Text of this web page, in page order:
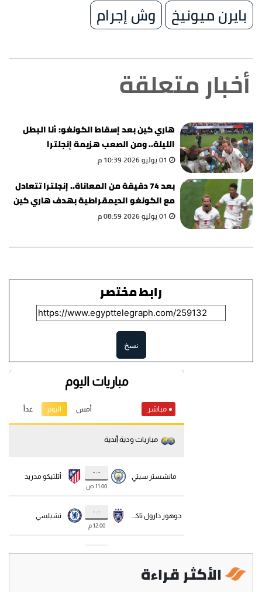
بايرن ميونيخ
وش إجرام
أخبار متعلقة
هاري كين بعد إسقاط الكونغو: أنا البطل
الليلة.. ومن الصعب هزيمة إنجلترا
01 يوليو 2026 10:39 م
بعد 74 دقيقة من المعاناة.. إنجلترا تتعادل
مع الكونغو الديمقراطية بهدف هاري كين
(فيديو)
01 يوليو 2026 08:59 م
رابط مختصر
نسخ
الأكثر قراءة